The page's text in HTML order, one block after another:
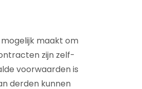
maakt om
zijn zelf-
voorwaarden is
derden kunnen